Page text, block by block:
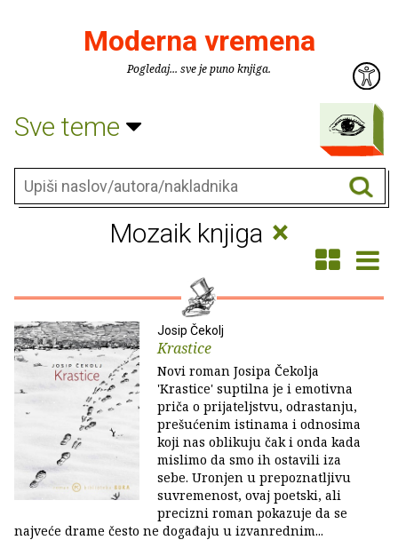
Moderna vremena
Pogledaj... sve je puno knjiga.
Sve teme
Mozaik knjiga ×
Josip Čekolj
Krastice
Novi roman Josipa Čekolja
'Krastice' suptilna je i emotivna
priča o prijateljstvu, odrastanju,
prešućenim istinama i odnosima
koji nas oblikuju čak i onda kada
mislimo da smo ih ostavili iza
sebe. Uronjen u prepoznatljivu
suvremenost, ovaj poetski, ali
precizni roman pokazuje da se
najveće drame često ne događaju u izvanrednim...